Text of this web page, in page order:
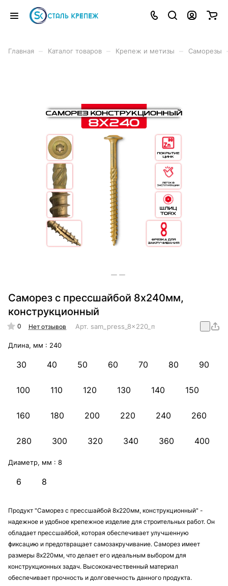
Главная Каталог товаров Крепеж и метизы Саморезы
Саморез с прессшайбой 8х240мм,
конструкционный
0 Нет отзывов Арт. sam_press_8x220_mm_konstr
Длина, мм : 240
30 40 50 60 70 80 90
100 110 120 130 140 150
160 180 200 220 240 260
280 300 320 340 360 400
Диаметр, мм : 8
6 8
Продукт "Саморез с прессшайбой 8х220мм, конструкционный" -
надежное и удобное крепежное изделие для строительных работ. Он
обладает прессшайбой, которая обеспечивает улучшенную
фиксацию и предотвращает самозакручивание. Саморез имеет
размеры 8х220мм, что делает его идеальным выбором для
конструкционных задач. Высококачественный материал
обеспечивает прочность и долговечность данного продукта.